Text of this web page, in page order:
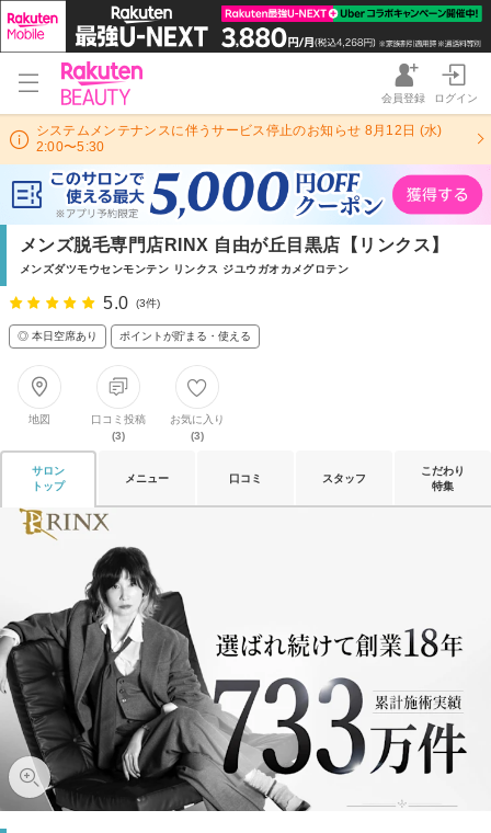
会員登録 ログイン
システムメンテナンスに伴うサービス停止のお知らせ 8月12日 (水)
2:00〜5:30
メンズ脱毛専門店RINX 自由が丘目黒店【リンクス】
メンズダツモウセンモンテン リンクス ジユウガオカメグロテン
5.0 (3件)
◎ 本日空席あり ポイントが貯まる・使える
地図
口コミ投稿
(3)
お気に入り
(3)
サロン
トップ
メニュー 口コミ スタッフ
こだわり
特集